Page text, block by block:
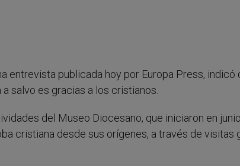
entrevista publicada hoy por Europa Press, indicó
salvo es gracias a los cristianos.
del Museo Diocesano, que iniciaron en
cristiana desde sus orígenes, a través de visitas